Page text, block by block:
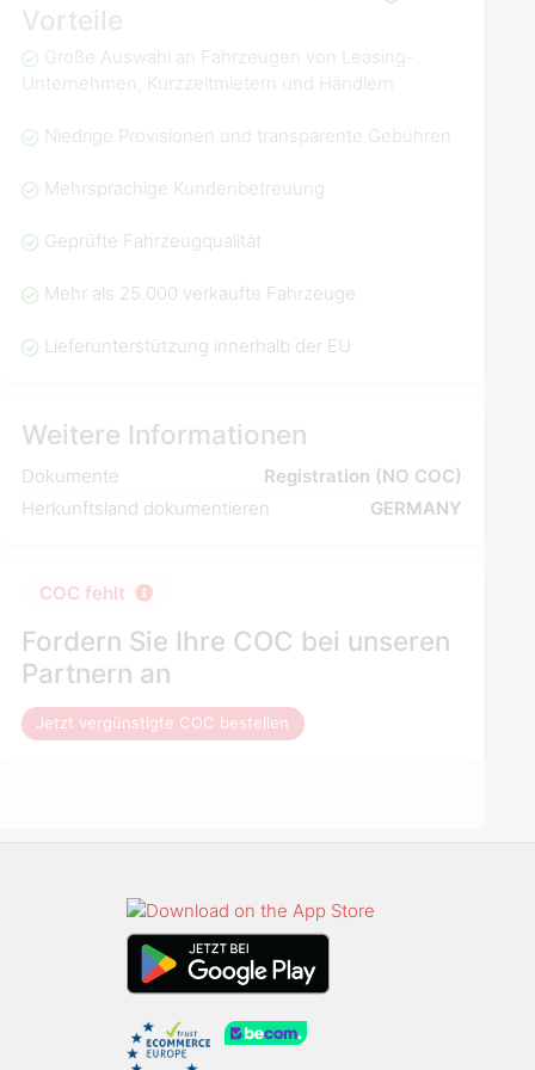
Vorteile
Große Auswahl an Fahrzeugen von Leasing-
Unternehmen, Kurzzeitmietern und Händlern
Niedrige Provisionen und transparente Gebühren
Mehrsprachige Kundenbetreuung
Geprüfte Fahrzeugqualität
Mehr als 25.000 verkaufte Fahrzeuge
Lieferunterstützung innerhalb der EU
Weitere Informationen
Dokumente
Registration (NO COC)
Herkunftsland dokumentieren
GERMANY
COC fehlt
Fordern Sie Ihre COC bei unseren
Partnern an
Jetzt vergünstigte COC bestellen